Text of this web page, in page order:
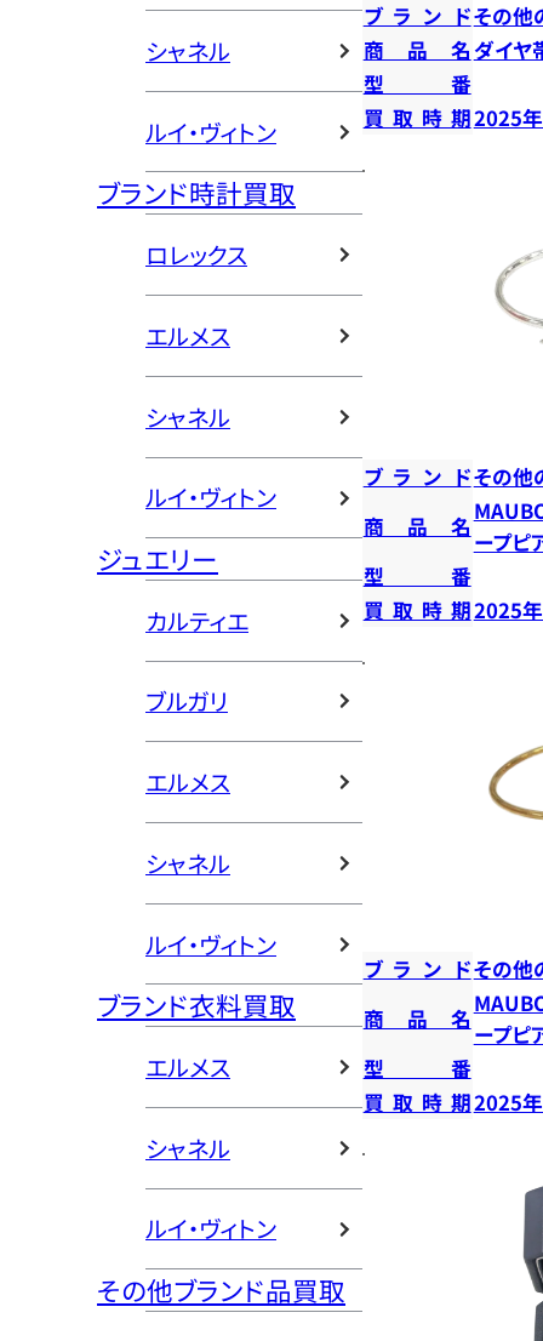
シャネル
ルイ・ヴィトン
ブランド時計買取
ロレックス
エルメス
シャネル
ルイ・ヴィトン
ジュエリー
カルティエ
ブルガリ
エルメス
シャネル
ルイ・ヴィトン
ブランド衣料買取
エルメス
シャネル
ルイ・ヴィトン
その他ブランド品買取
ブランドその他
商品名ダイヤ
型番
買取時期2025
ブランドその他
商品名
ープピ
型番
買取時期2025
ブランドその他
商品名
ープピ
型番
買取時期2025